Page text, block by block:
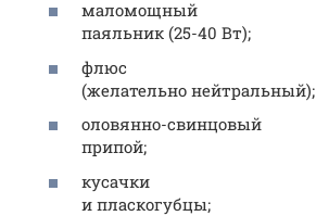
маломощный
паяльник (25-40 Вт);
флюс
(желательно нейтральный);
оловянно-свинцовый
припой;
кусачки
и пласкогубцы;